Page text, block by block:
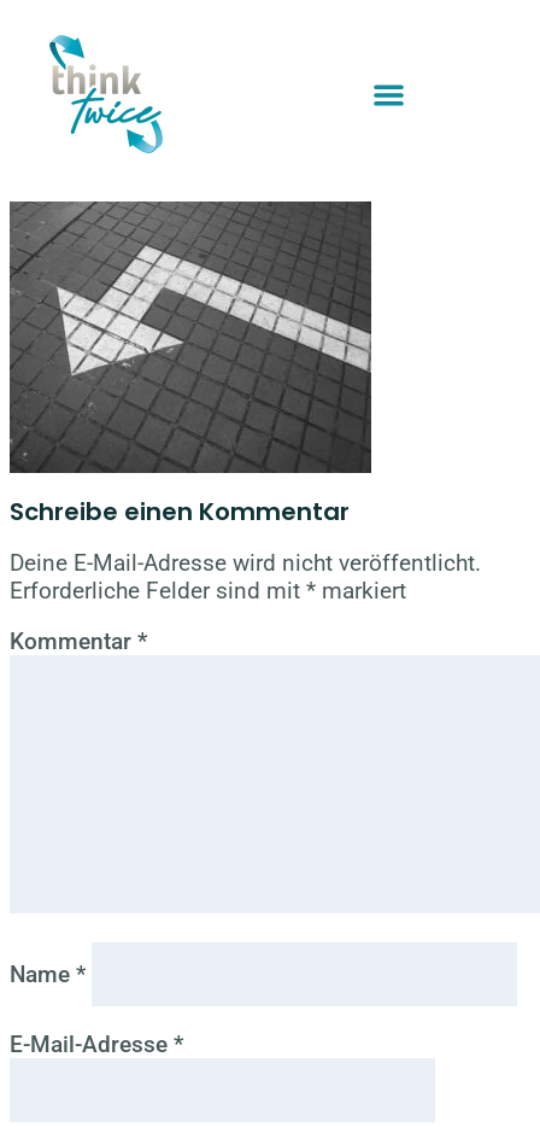
Schreibe einen Kommentar
Deine E-Mail-Adresse wird nicht veröffentlicht.
Erforderliche Felder sind mit * markiert
Kommentar *
Name *
E-Mail-Adresse *